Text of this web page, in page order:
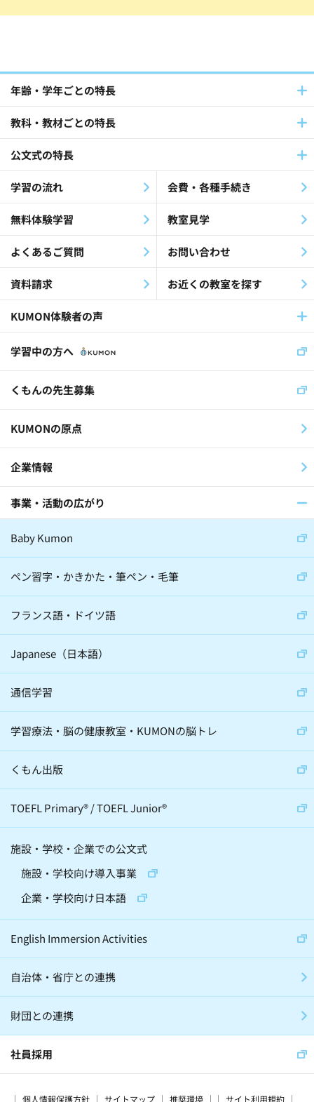
年齢・学年ごとの特長
教科・教材ごとの特長
公文式の特長
学習の流れ 会費・各種手続き
無料体験学習 教室見学
よくあるご質問 お問い合わせ
資料請求 お近くの教室を探す
KUMON体験者の声
学習中の方へ
くもんの先生募集
KUMONの原点
企業情報
事業・活動の広がり
Baby Kumon
ペン習字・かきかた・筆ペン・毛筆
フランス語・ドイツ語
Japanese（日本語）
通信学習
学習療法・脳の健康教室・KUMONの脳トレ
くもん出版
TOEFL Primary®/TOEFL Junior®
施設・学校・企業での公文式
施設・学校向け導入事業
企業・学校向け日本語
English Immersion Activities
自治体・省庁との連携
財団との連携
社員採用
個人情報保護方針 サイトマップ 推奨環境 サイト利用規約